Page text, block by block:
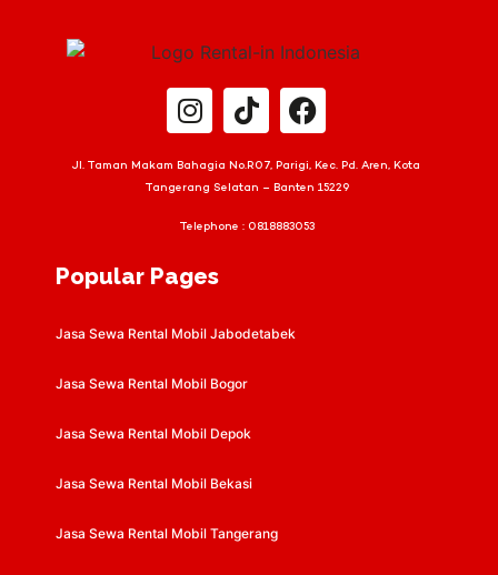
Jl. Taman Makam Bahagia No.R07, Parigi, Kec. Pd. Aren, Kota
Tangerang Selatan – Banten 15229
Telephone : 0818883053
Popular Pages
Jasa Sewa Rental Mobil Jabodetabek
Jasa Sewa Rental Mobil Bogor
Jasa Sewa Rental Mobil Depok
Jasa Sewa Rental Mobil Bekasi
Jasa Sewa Rental Mobil Tangerang